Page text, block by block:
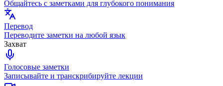
Общайтесь с заметками для глубокого понимания
Перевод
Переводите заметки на любой язык
Захват
Голосовые заметки
Записывайте и транскрибируйте лекции